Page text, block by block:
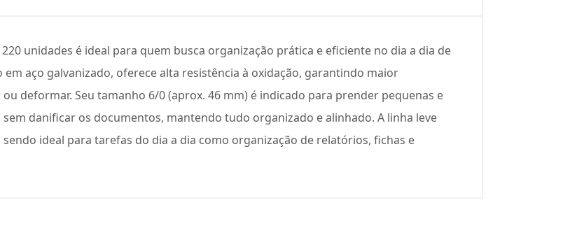
unidades é ideal para quem busca organização prática e eficiente no dia a dia de
aço galvanizado, oferece alta resistência à oxidação, garantindo maior
deformar. Seu tamanho 6/0 (aprox. 46 mm) é indicado para prender pequenas e
danificar os documentos, mantendo tudo organizado e alinhado. A linha leve
ideal para tarefas do dia a dia como organização de relatórios, fichas e